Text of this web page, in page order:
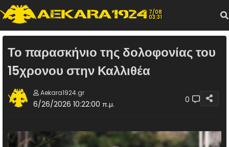
7/08
03:31
Το παρασκήνιο της δολοφονίας του
15χρονου στην Καλλιθέα
Aekara1924.gr
6/26/2026 10:22:00 π.μ. 0